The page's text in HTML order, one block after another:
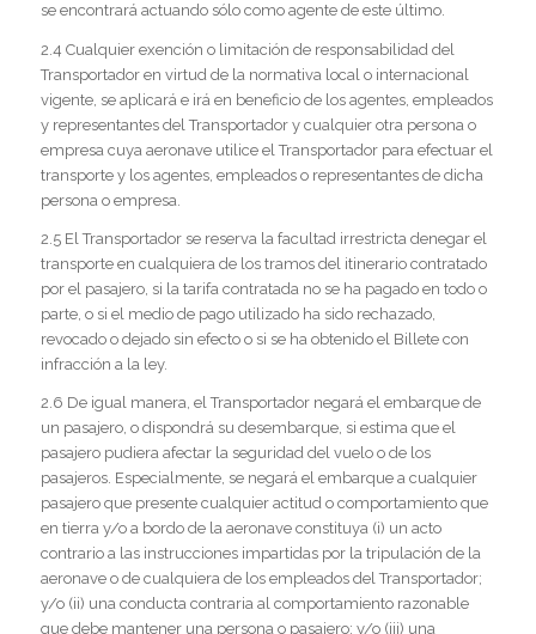
se encontrará actuando sólo como agente de este último.
2.4 Cualquier exención o limitación de responsabilidad del
Transportador en virtud de la normativa local o internacional
vigente, se aplicará e irá en beneficio de los agentes, empleados
y representantes del Transportador y cualquier otra persona o
empresa cuya aeronave utilice el Transportador para efectuar el
transporte y los agentes, empleados o representantes de dicha
persona o empresa.
2.5 El Transportador se reserva la facultad irrestricta denegar el
transporte en cualquiera de los tramos del itinerario contratado
por el pasajero, si la tarifa contratada no se ha pagado en todo o
parte, o si el medio de pago utilizado ha sido rechazado,
revocado o dejado sin efecto o si se ha obtenido el Billete con
infracción a la ley.
2.6 De igual manera, el Transportador negará el embarque de
un pasajero, o dispondrá su desembarque, si estima que el
pasajero pudiera afectar la seguridad del vuelo o de los
pasajeros. Especialmente, se negará el embarque a cualquier
pasajero que presente cualquier actitud o comportamiento que
en tierra y/o a bordo de la aeronave constituya (i) un acto
contrario a las instrucciones impartidas por la tripulación de la
aeronave o de cualquiera de los empleados del Transportador;
y/o (ii) una conducta contraria al comportamiento razonable
que debe mantener una persona o pasajero; y/o (iii) una